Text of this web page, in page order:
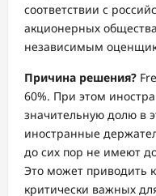
соответствии с
акционерных
независимым
Причина решения?
60%. При этом
значительную долю в
иностранные
до сих пор не имеют
Это может приводить
критически важных